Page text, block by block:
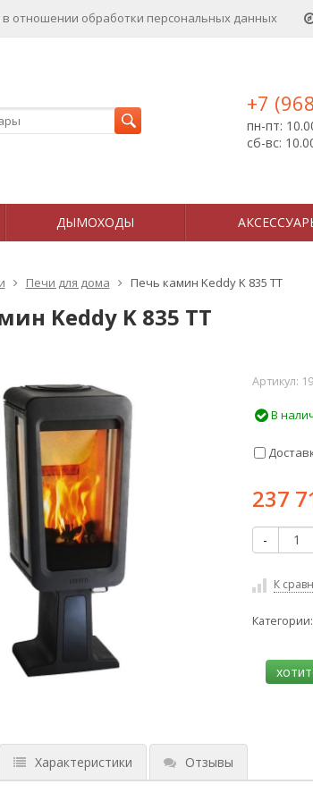
в отношении обработки персональных данныx
+7
пн-пт:
сб-вс:
ДЫМОХОДЫ
Печи для дома Печь камин Keddy K 835 TT
Keddy K 835 TT
Артикул:
В
237
-
К
Категории:
Характеристики Отзывы